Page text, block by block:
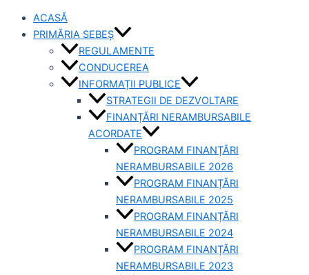
ACASĂ
PRIMĂRIA SEBEȘ
REGULAMENTE
CONDUCEREA
INFORMAȚII PUBLICE
STRATEGII DE DEZVOLTARE
FINANȚĂRI NERAMBURSABILE
ACORDATE
PROGRAM FINANȚĂRI
NERAMBURSABILE 2026
PROGRAM FINANȚĂRI
NERAMBURSABILE 2025
PROGRAM FINANȚĂRI
NERAMBURSABILE 2024
PROGRAM FINANȚĂRI
NERAMBURSABILE 2023